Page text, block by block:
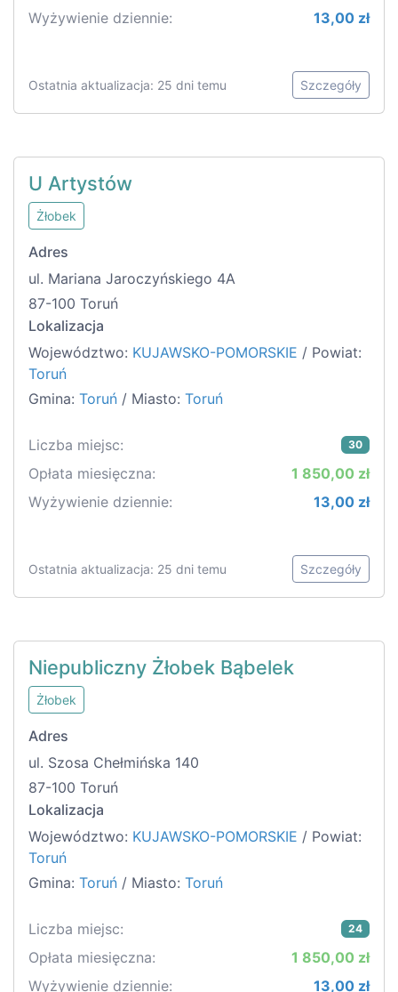
Wyżywienie dziennie:
13,00 zł
Ostatnia aktualizacja: 25 dni temu Szczegóły
U Artystów
Żłobek
Adres
ul. Mariana Jaroczyńskiego 4A
87-100 Toruń
Lokalizacja
Województwo: KUJAWSKO-POMORSKIE / Powiat:
Toruń
Gmina: Toruń / Miasto: Toruń
Liczba miejsc: 30
Opłata miesięczna:
1 850,00 zł
Wyżywienie dziennie:
13,00 zł
Ostatnia aktualizacja: 25 dni temu Szczegóły
Niepubliczny Żłobek Bąbelek
Żłobek
Adres
ul. Szosa Chełmińska 140
87-100 Toruń
Lokalizacja
Województwo: KUJAWSKO-POMORSKIE / Powiat:
Toruń
Gmina: Toruń / Miasto: Toruń
Liczba miejsc: 24
Opłata miesięczna:
1 850,00 zł
Wyżywienie dziennie:
13,00 zł